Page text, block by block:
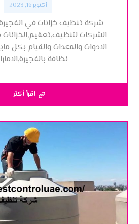
أكتوبر 16, 2023
شركة تنظيف خزانات في
الشركات
الادوات والمعدات والقيام بكل
نظافة
اقرأ أكثر